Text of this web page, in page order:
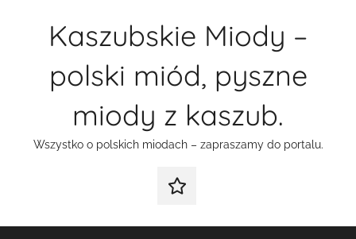
Kaszubskie Miody –
polski miód, pyszne
miody z kaszub.
Wszystko o polskich miodach – zapraszamy do portalu.
Galeria